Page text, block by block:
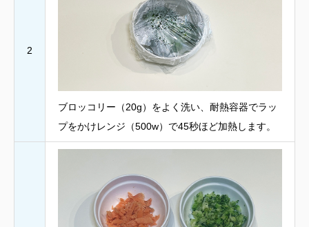
2
ブロッコリー（20g）をよく洗い、耐熱容器でラッ
プをかけレンジ（500w）で45秒ほど加熱します。